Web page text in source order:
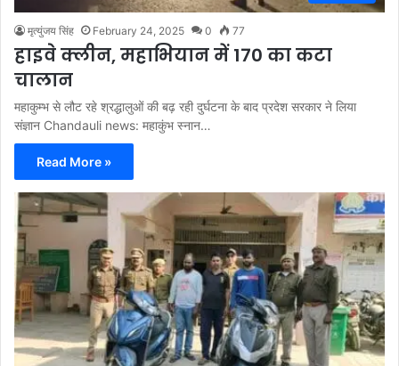
मृत्युंजय सिंह February 24, 2025 0 77
हाइवे क्लीन, महाभियान में 170 का कटा
चालान
महाकुम्भ से लौट रहे श्रद्धालुओं की बढ़ रही दुर्घटना के बाद प्रदेश सरकार ने लिया
संज्ञान Chandauli news: महाकुंभ स्नान…
Read More »